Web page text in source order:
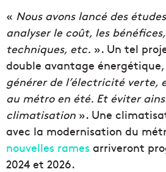
« Nous avons lancé des
analyser le coût, les
techniques, etc. ». Un tel
double avantage
générer de l’électricité verte,
au métro en été. Et éviter
climatisation ». Une
avec la modernisation du
nouvelles rames arriveront
2024 et 2026.